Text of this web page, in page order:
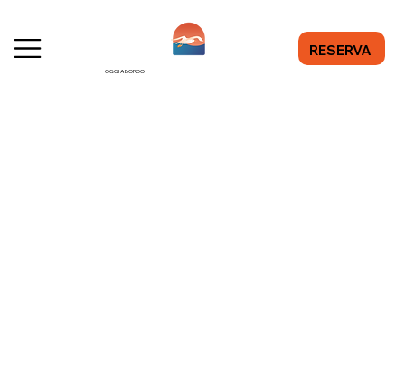
RESERVA
OGGI A BORDO